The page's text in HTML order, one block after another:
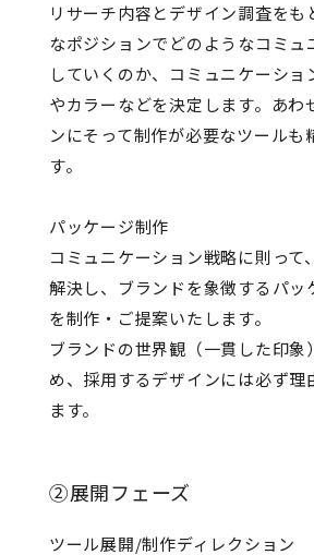
リサーチ内容とデザイン調査をも
なポジションでどのようなコミュ
していくのか、コミュニケーショ
やカラーなどを決定します。あわ
ンにそって制作が必要なツールも
す。
パッケージ制作
コミュニケーション戦略に則って
解決し、ブランドを象徴するパッ
を制作・ご提案いたします。
ブランドの世界観（一貫した印象
め、採用するデザインには必ず理
ます。
②展開フェーズ
ツール展開/制作ディレクション